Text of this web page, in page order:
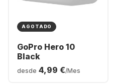
AGOTADO
GoPro Hero 10
Black
desde 4,99 €/Mes